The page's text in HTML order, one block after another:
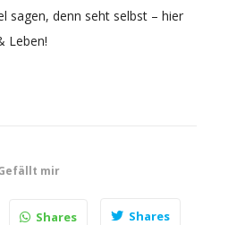
sagen, denn seht selbst – hier
Leben!
mir
Shares Shares